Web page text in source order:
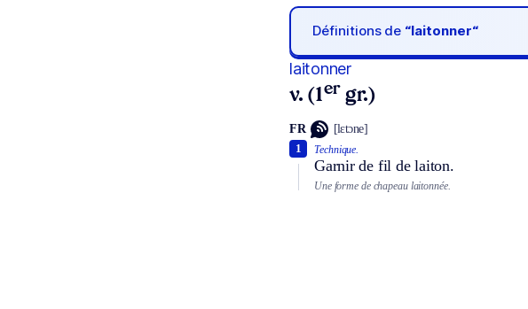
Définitions de “laitonner“
laitonner
v. (1er gr.)
FR [lɛtɔne]
Technique.
Garnir de fil de laiton.
1
Une forme de chapeau laitonnée.